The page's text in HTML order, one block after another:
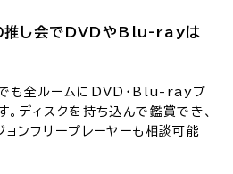
推し会でDVDやBlu-rayは
でも全ルームにDVD・Blu-rayプ
。ディスクを持ち込んで鑑賞でき、
ンフリープレーヤーも相談可能